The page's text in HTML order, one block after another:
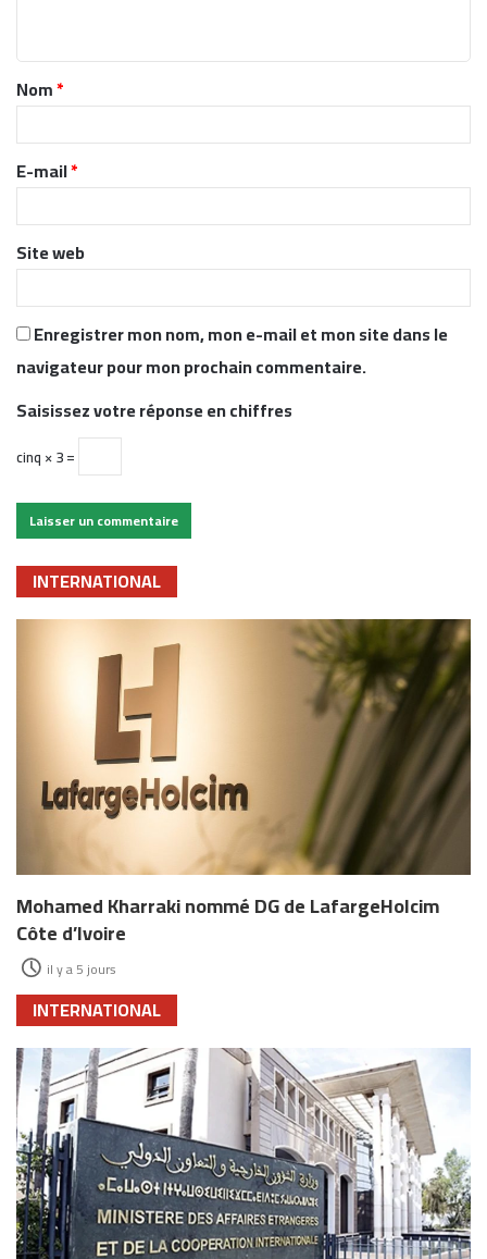
t
a
r
e
*
Nom*
E-mail*
Site web
Enregistrer mon nom, mon e-mail et mon site dans le
navigateur pour mon prochain commentaire.
Saisissez votre réponse en chiffres
cinq × 3 =
INTERNATIONAL
Mohamed Kharraki nommé DG de LafargeHolcim
Côte d’Ivoire
il y a 5 jours
INTERNATIONAL